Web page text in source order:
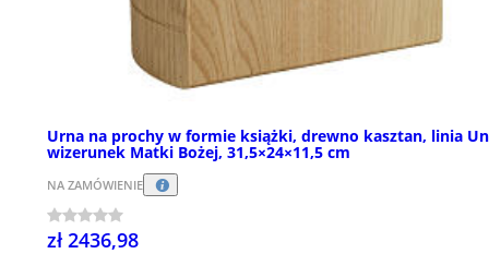
Urna na prochy w formie książki, drewno kasztan, linia
wizerunek Matki Bożej, 31,5×24×11,5 cm
NA ZAMÓWIENIE
zł 2436,98